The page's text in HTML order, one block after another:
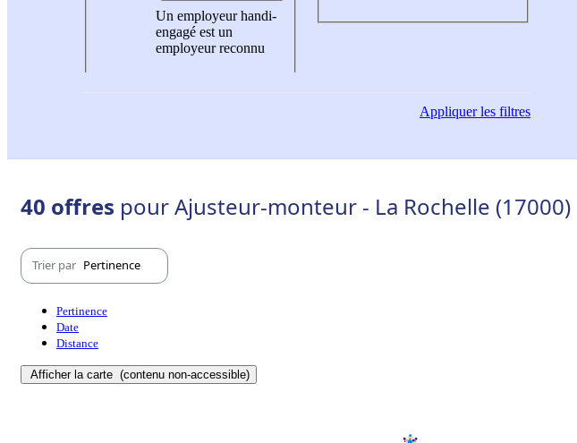
Un employeur handi-
engagé est un
employeur reconnu
Appliquerles filtres
40 offres pour Ajusteur-monteur - La Rochelle (17000)
Trier par Pertinence
Pertinence
Date
Distance
Afficher la carte (contenu non-accessible)